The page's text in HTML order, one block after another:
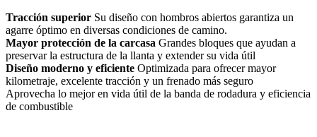
Tracción superior Su diseño con hombros abiertos garantiza un
agarre óptimo en diversas condiciones de camino.
Mayor protección de la carcasa Grandes bloques que ayudan a
preservar la estructura de la llanta y extender su vida útil
Diseño moderno y eficiente Optimizada para ofrecer mayor
kilometraje, excelente tracción y un frenado más seguro
Aprovecha lo mejor en vida útil de la banda de rodadura y eficiencia
de combustible